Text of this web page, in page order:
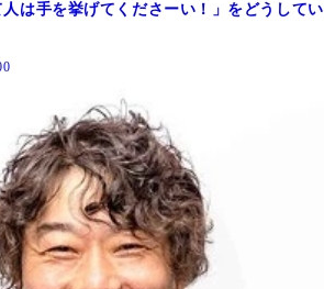
は手を挙げてくださーい！」をどうしてい